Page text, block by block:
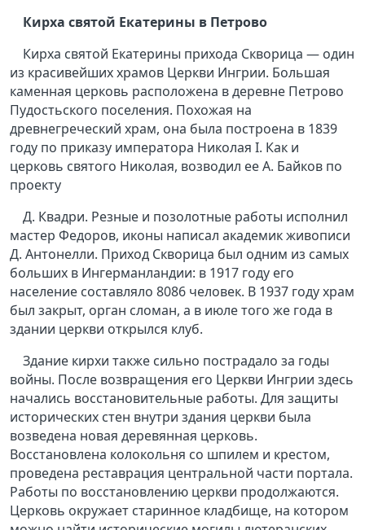
Кирха святой Екатерины в Петрово
Кирха святой Екатерины прихода Скворица — один
из красивейших храмов Церкви Ингрии. Большая
каменная церковь расположена в деревне Петрово
Пудостьского поселения. Похожая на
древнегреческий храм, она была построена в 1839
году по приказу императора Николая I. Как и
церковь святого Николая, возводил ее А. Байков по
проекту
Д. Квадри. Резные и позолотные работы исполнил
мастер Федоров, иконы написал академик живописи
Д. Антонелли. Приход Скворица был одним из самых
больших в Ингерманландии: в 1917 году его
население составляло 8086 человек. В 1937 году храм
был закрыт, орган сломан, а в июле того же года в
здании церкви открылся клуб.
Здание кирхи также сильно пострадало за годы
войны. После возвращения его Церкви Ингрии здесь
начались восстановительные работы. Для защиты
исторических стен внутри здания церкви была
возведена новая деревянная церковь.
Восстановлена колокольня со шпилем и крестом,
проведена реставрация центральной части портала.
Работы по восстановлению церкви продолжаются.
Церковь окружает старинное кладбище, на котором